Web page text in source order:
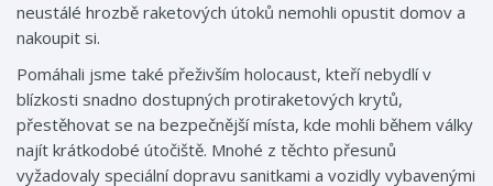
neustálé hrozbě raketových útoků nemohli opustit domov a
nakoupit si.
Pomáhali jsme také přeživším holocaust, kteří nebydlí v
blízkosti snadno dostupných protiraketových krytů,
přestěhovat se na bezpečnější místa, kde mohli během války
najít krátkodobé útočiště. Mnohé z těchto přesunů
vyžadovaly speciální dopravu sanitkami a vozidly vybavenými